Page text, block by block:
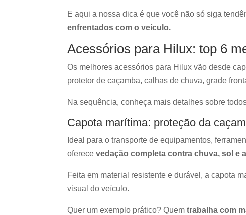
E aqui a nossa dica é que você não só siga
enfrentados com o veículo.
Acessórios para Hilux: top 6
Os melhores acessórios para Hilux vão desde
protetor de caçamba, calhas de chuva, grade
Na sequência, conheça mais detalhes sobre
Capota marítima: proteção da
Ideal para o transporte de equipamentos,
oferecevedação completa contra chuva, sol e
Feita em material resistente e durável, a capota
visual do veículo.
Quer um exemplo prático? Quemtrabalha com